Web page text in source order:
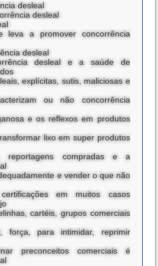
desleal
desleal
a promover concorrência
desleal
desleal e a saúde de
explícitas, sutis, maliciosas e
ou não concorrência
e os reflexos em produtos
lixo em super produtos
reportagens compradas e a
e vender o que não
em muitos casos
cartéis, grupos comerciais
força, para intimidar, reprimir
preconceitos comerciais é